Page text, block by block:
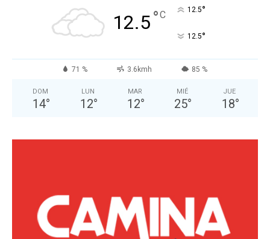
12.5°C 12.5°
12.5°
71 % 3.6kmh 85 %
DOM
14°
LUN
12°
MAR
12°
MIÉ
25°
JUE
18°